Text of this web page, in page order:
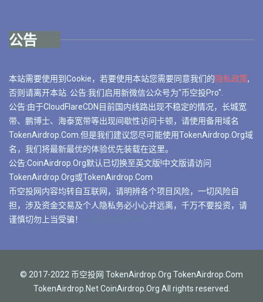
公告
本站需要使用到Cookie，若要使用本站您需要同意我们的隐私政策,
否则请离开本站. 公告:我们启用新微信公众号为"币空投Pro".
公告:由于CloudFlareCDN目前国内线路出现不稳定的情况，长城宽
带、鹏博士、海泰宽带等出现间歇性访问卡顿，请使用备用域名
TokenAirdrop.Com.但是我们建议您尽可能使用TokenAirdrop.Org域
名，我们将最新最优的体验优先装载在这里。
公告:CoinAirdrop.Org默认已切换至英文版!中文版请访问
TokenAirdrop.Org或TokenAirdrop.Com
币空投网内容均转自互联网，请明辨各个项目风险，一切风险自
担，涉及资金交易及个人隐私务必小心并远离，千万不要投资，请
谨慎切勿上当受骗！
© 2017-2022 币空投网 TokenAirdrop.Org TokenAirdrop.Com
TokenAirdrop.Net CoinAirdrop.Org All rights reserved.